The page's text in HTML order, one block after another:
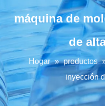
máquina de
de
Hogar » productos
inyección